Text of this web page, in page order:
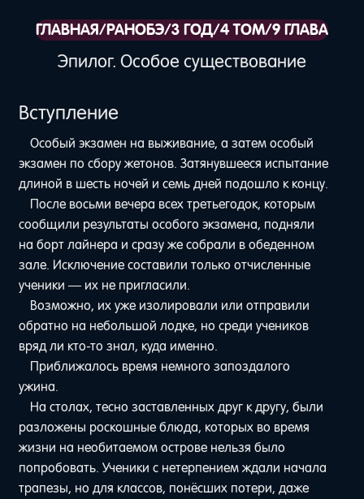
ГЛАВНАЯ/РАНОБЭ/3 ГОД/4 ТОМ/9 ГЛАВА
Эпилог. Особое существование
Вступление
Особый экзамен на выживание, а затем особый
экзамен по сбору жетонов. Затянувшееся испытание
длиной в шесть ночей и семь дней подошло к концу.
После восьми вечера всех третьегодок, которым
сообщили результаты особого экзамена, подняли
на борт лайнера и сразу же собрали в обеденном
зале. Исключение составили только отчисленные
ученики — их не пригласили.
Возможно, их уже изолировали или отправили
обратно на небольшой лодке, но среди учеников
вряд ли кто-то знал, куда именно.
Приближалось время немного запоздалого
ужина.
На столах, тесно заставленных друг к другу, были
разложены роскошные блюда, которых во время
жизни на необитаемом острове нельзя было
попробовать. Ученики с нетерпением ждали начала
трапезы, но для классов, понёсших потери, даже